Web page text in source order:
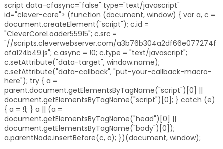
script data-cfasync="false" type="text/javascript"
id="clever-core"> (function (document, window) { var a, c =
document.createElement("script"); c.id =
"CleverCoreLoader55915"; c.src =
"//scripts.cleverwebserver.com/a3b76b304a2df66e077274f
afa124b49.js"; c.async = !0; c.type = "text/javascript";
c.setAttribute("data-target", window.name);
c.setAttribute("data-callback", "put-your-callback-macro-
here"); try { a =
parent.document.getElementsByTagName("script")[0] ||
document.getElementsByTagName("script")[0]; } catch (e)
{ a = !1; } a || (a =
document.getElementsByTagName("head")[0] ||
document.getElementsByTagName("body")[0]);
a.parentNode.insertBefore(c, a); })(document, window);